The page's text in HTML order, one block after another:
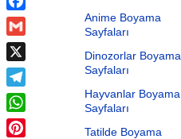
Anime Boyama
Sayfaları
Dinozorlar Boyama
Sayfaları
Hayvanlar Boyama
Sayfaları
Tatilde Boyama
Facebook
Gmail
X
Telegram
WhatsApp